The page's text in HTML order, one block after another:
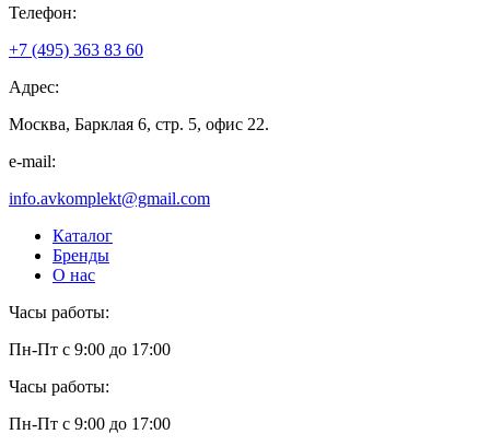
Телефон:
+7 (495) 363 83 60
Адрес:
Москва, Барклая 6, стр. 5, офис 22.
e-mail:
info.avkomplekt@gmail.com
Каталог
Бренды
О нас
Часы работы:
Пн-Пт с 9:00 до 17:00
Часы работы:
Пн-Пт с 9:00 до 17:00